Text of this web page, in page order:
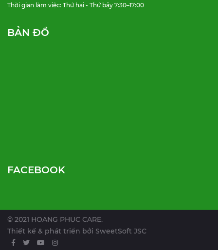
Thời gian làm việc: Thứ hai - Thứ bảy 7:30–17:00
BẢN ĐỒ
FACEBOOK
© 2021 HOANG PHUC CARE.
Thiết kế & phát triển bởi SweetSoft JSC